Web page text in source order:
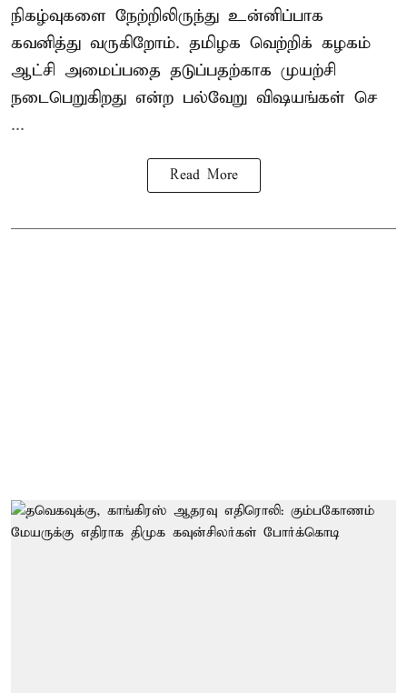
நிகழ்வுகளை நேற்றிலிருந்து உன்னிப்பாக
கவனித்து வருகிறோம். தமிழக வெற்றிக் கழகம்
ஆட்சி அமைப்பதை தடுப்பதற்காக முயற்சி
நடைபெறுகிறது என்ற பல்வேறு விஷயங்கள் செ
...
Read More